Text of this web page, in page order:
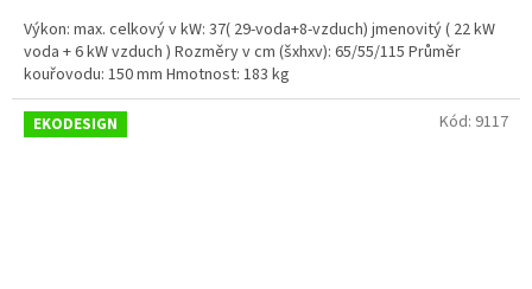
Výkon: max. celkový v kW: 37( 29-voda+8-vzduch) jmenovitý ( 22 kW
voda + 6 kW vzduch ) Rozměry v cm (šxhxv): 65/55/115 Průměr
kouřovodu: 150 mm Hmotnost: 183 kg
EKODESIGN Kód: 9117